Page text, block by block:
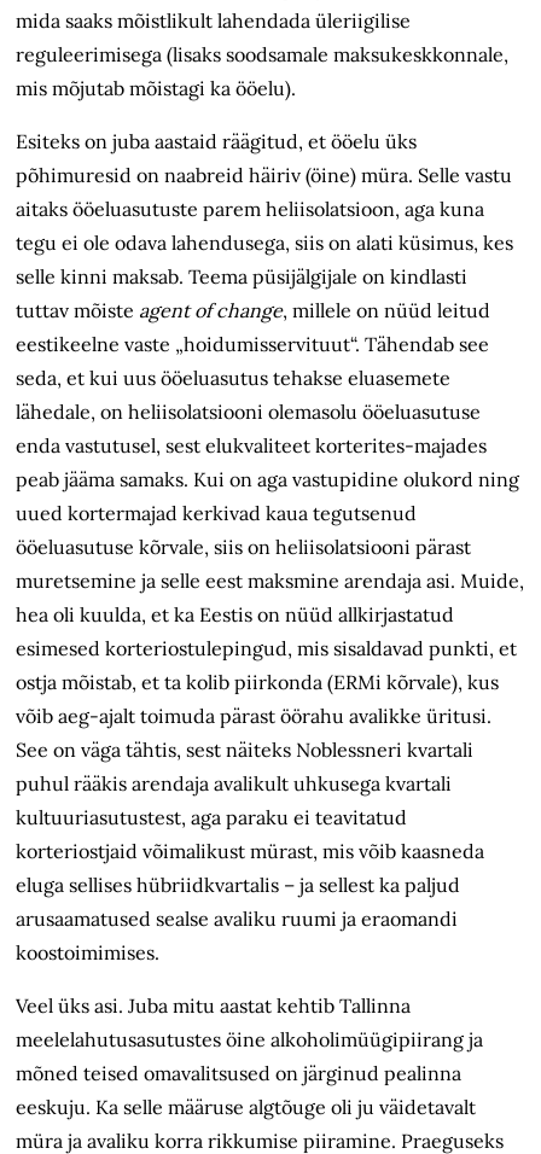
mida saaks mõistlikult lahendada üleriigilise
reguleerimisega (lisaks soodsamale maksukesk­konnale,
mis mõjutab mõistagi ka ööelu).
Esiteks on juba aastaid räägitud, et ööelu üks
põhimuresid on naabreid häiriv (öine) müra. Selle vastu
aitaks ööelu­asutuste parem heliisolatsioon, aga kuna
tegu ei ole odava lahendusega, siis on alati küsimus, kes
selle kinni maksab. Teema püsijälgijale on kindlasti
tuttav mõiste agent of change, millele on nüüd leitud
eestikeelne vaste „hoidumisservituut“. Tähendab see
seda, et kui uus ööeluasutus tehakse eluasemete
lähedale, on heliisolatsiooni olemasolu ööeluasutuse
enda vastutusel, sest elukvaliteet korterites-majades
peab jääma samaks. Kui on aga vastupidine olukord ning
uued kortermajad kerkivad kaua tegutsenud
ööeluasutuse kõrvale, siis on heliisolatsiooni pärast
muretsemine ja selle eest maksmine arendaja asi. Muide,
hea oli kuulda, et ka Eestis on nüüd allkirjastatud
esimesed korteri­ostulepingud, mis sisaldavad punkti, et
ostja mõistab, et ta kolib piirkonda (ERMi kõrvale), kus
võib aeg-ajalt toimuda pärast öörahu avalikke üritusi.
See on väga tähtis, sest näiteks Noblessneri kvartali
puhul rääkis arendaja avalikult uhkusega kvartali
kultuuriasutustest, aga paraku ei teavitatud
korteriostjaid võimalikust mürast, mis võib kaasneda
eluga sellises hübriidkvartalis – ja sellest ka paljud
arusaamatused sealse avaliku ruumi ja eraomandi
koostoimimises.
Veel üks asi. Juba mitu aastat kehtib Tallinna
meelelahutusasutustes öine alkoholimüügipiirang ja
mõned teised omavalitsused on järginud pealinna
eeskuju. Ka selle määruse algtõuge oli ju väidetavalt
müra ja avaliku korra rikkumise piiramine. Praeguseks